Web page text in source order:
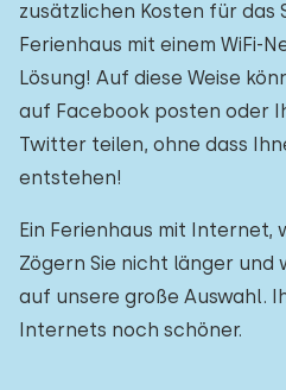
zusätzlichen Kosten für das
Ferienhaus mit einem WiFi-
Lösung! Auf diese Weise
auf Facebook posten oder
Twitter teilen, ohne dass
entstehen!
Ein Ferienhaus mit Internet,
Zögern Sie nicht länger und
auf unsere große Auswahl.
Internets noch schöner.